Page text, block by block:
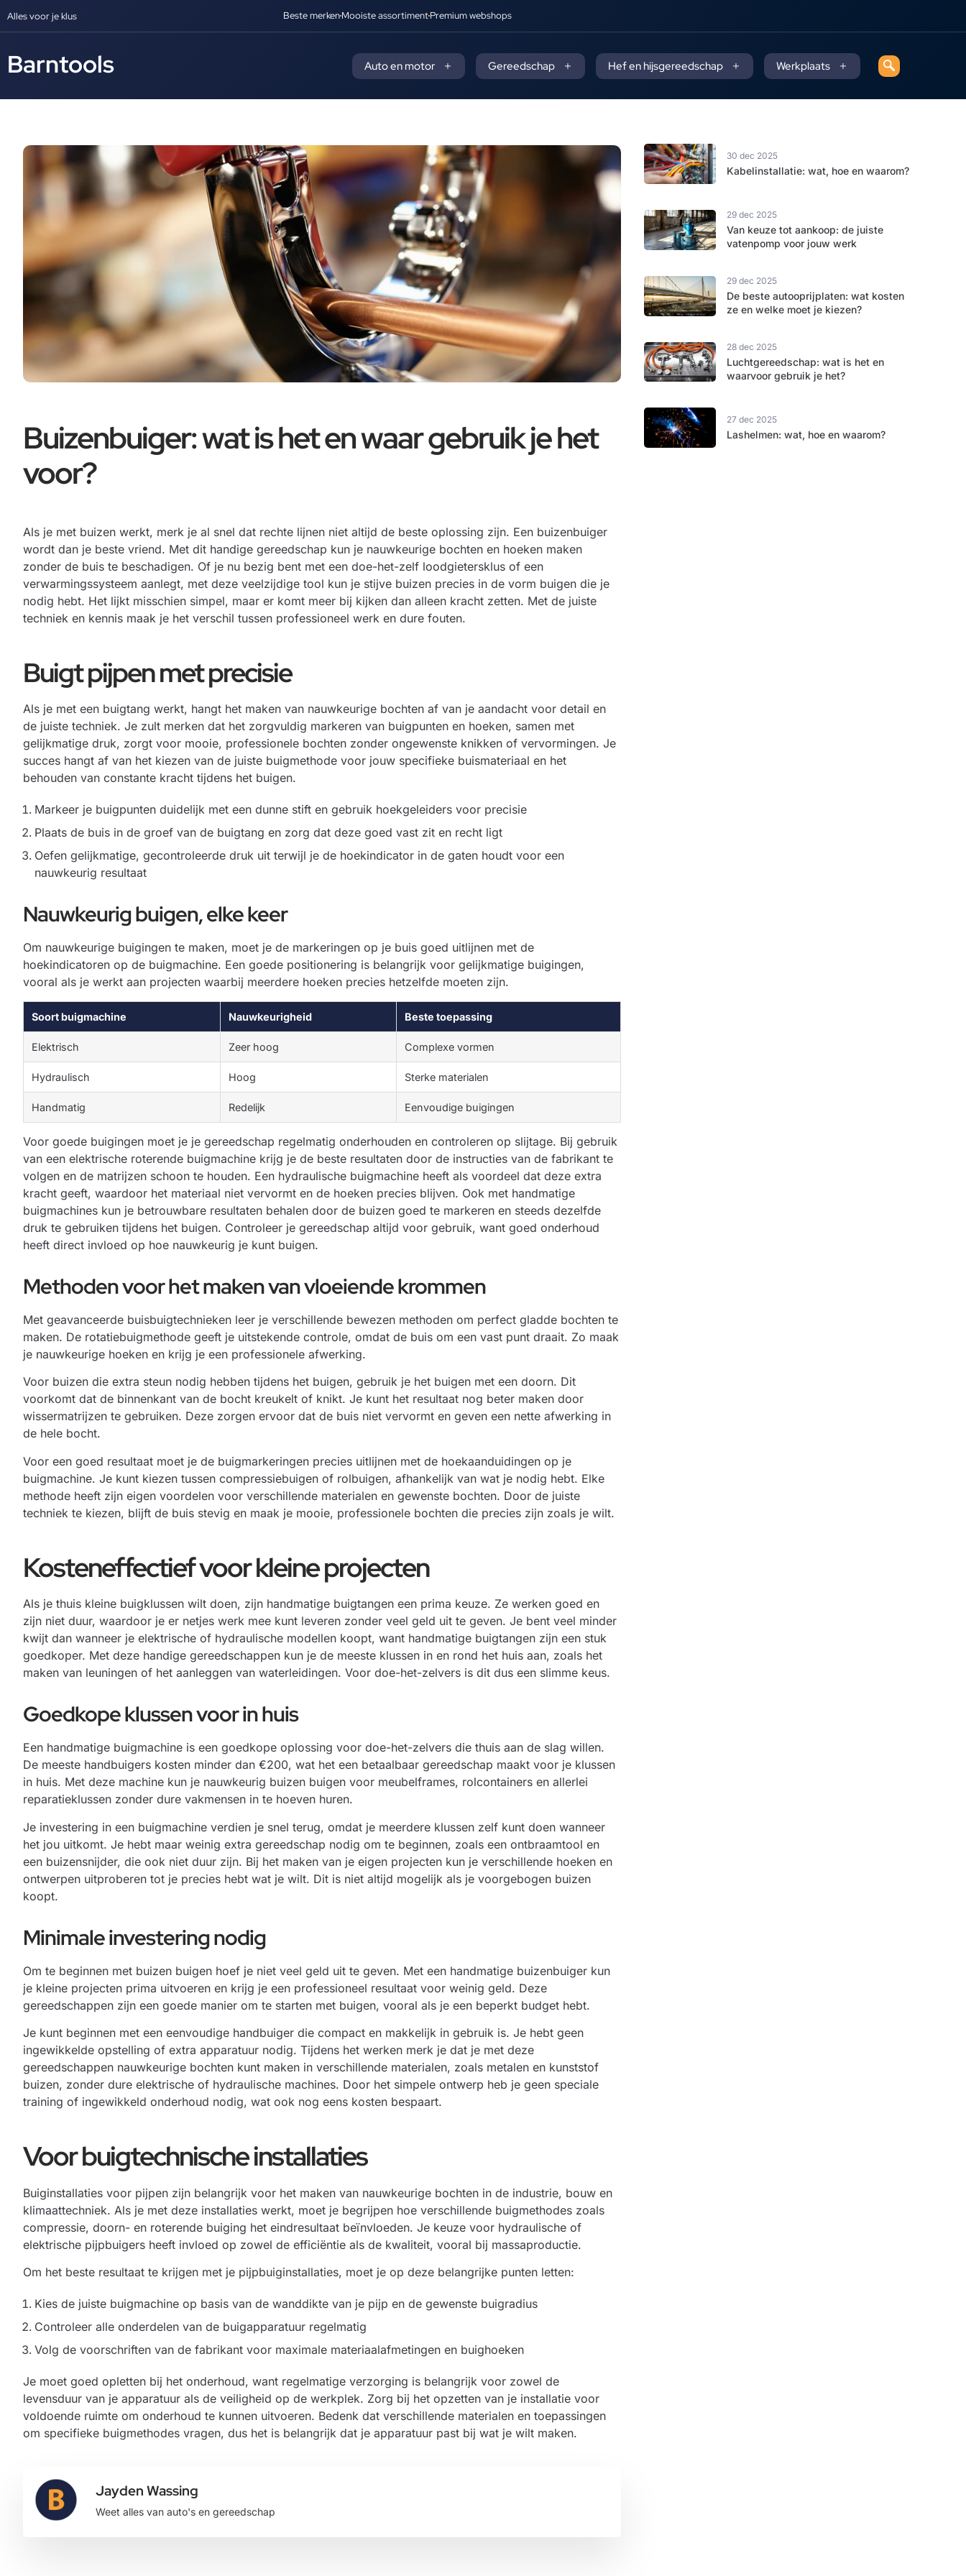
Alles voor je klus Beste merkenMooiste assortimentPremium webshops
Barntools Auto en motor Gereedschap Hef en hijsgereedschap Werkplaats
Buizenbuiger: wat is het en waar gebruik je het
voor?
Als je met buizen werkt, merk je al snel dat rechte lijnen niet altijd de beste oplossing zijn. Een buizenbuiger
wordt dan je beste vriend. Met dit handige gereedschap kun je nauwkeurige bochten en hoeken maken
zonder de buis te beschadigen. Of je nu bezig bent met een doe-het-zelf loodgietersklus of een
verwarmingssysteem aanlegt, met deze veelzijdige tool kun je stijve buizen precies in de vorm buigen die je
nodig hebt. Het lijkt misschien simpel, maar er komt meer bij kijken dan alleen kracht zetten. Met de juiste
techniek en kennis maak je het verschil tussen professioneel werk en dure fouten.
Buigt pijpen met precisie
Als je met een buigtang werkt, hangt het maken van nauwkeurige bochten af van je aandacht voor detail en
de juiste techniek. Je zult merken dat het zorgvuldig markeren van buigpunten en hoeken, samen met
gelijkmatige druk, zorgt voor mooie, professionele bochten zonder ongewenste knikken of vervormingen. Je
succes hangt af van het kiezen van de juiste buigmethode voor jouw specifieke buismateriaal en het
behouden van constante kracht tijdens het buigen.
Markeer je buigpunten duidelijk met een dunne stift en gebruik hoekgeleiders voor precisie
Plaats de buis in de groef van de buigtang en zorg dat deze goed vast zit en recht ligt
Oefen gelijkmatige, gecontroleerde druk uit terwijl je de hoekindicator in de gaten houdt voor een
nauwkeurig resultaat
Nauwkeurig buigen, elke keer
Om nauwkeurige buigingen te maken, moet je de markeringen op je buis goed uitlijnen met de
hoekindicatoren op de buigmachine. Een goede positionering is belangrijk voor gelijkmatige buigingen,
vooral als je werkt aan projecten waarbij meerdere hoeken precies hetzelfde moeten zijn.
Soort buigmachine Nauwkeurigheid Beste toepassing
Elektrisch Zeer hoog Complexe vormen
Hydraulisch Hoog Sterke materialen
Handmatig Redelijk Eenvoudige buigingen
Voor goede buigingen moet je je gereedschap regelmatig onderhouden en controleren op slijtage. Bij gebruik
van een elektrische roterende buigmachine krijg je de beste resultaten door de instructies van de fabrikant te
volgen en de matrijzen schoon te houden. Een hydraulische buigmachine heeft als voordeel dat deze extra
kracht geeft, waardoor het materiaal niet vervormt en de hoeken precies blijven. Ook met handmatige
buigmachines kun je betrouwbare resultaten behalen door de buizen goed te markeren en steeds dezelfde
druk te gebruiken tijdens het buigen. Controleer je gereedschap altijd voor gebruik, want goed onderhoud
heeft direct invloed op hoe nauwkeurig je kunt buigen.
Methoden voor het maken van vloeiende krommen
Met geavanceerde buisbuigtechnieken leer je verschillende bewezen methoden om perfect gladde bochten te
maken. De rotatiebuigmethode geeft je uitstekende controle, omdat de buis om een vast punt draait. Zo maak
je nauwkeurige hoeken en krijg je een professionele afwerking.
Voor buizen die extra steun nodig hebben tijdens het buigen, gebruik je het buigen met een doorn. Dit
voorkomt dat de binnenkant van de bocht kreukelt of knikt. Je kunt het resultaat nog beter maken door
wissermatrijzen te gebruiken. Deze zorgen ervoor dat de buis niet vervormt en geven een nette afwerking in
de hele bocht.
Voor een goed resultaat moet je de buigmarkeringen precies uitlijnen met de hoekaanduidingen op je
buigmachine. Je kunt kiezen tussen compressiebuigen of rolbuigen, afhankelijk van wat je nodig hebt. Elke
methode heeft zijn eigen voordelen voor verschillende materialen en gewenste bochten. Door de juiste
techniek te kiezen, blijft de buis stevig en maak je mooie, professionele bochten die precies zijn zoals je wilt.
Kosteneffectief voor kleine projecten
Als je thuis kleine buigklussen wilt doen, zijn handmatige buigtangen een prima keuze. Ze werken goed en
zijn niet duur, waardoor je er netjes werk mee kunt leveren zonder veel geld uit te geven. Je bent veel minder
kwijt dan wanneer je elektrische of hydraulische modellen koopt, want handmatige buigtangen zijn een stuk
goedkoper. Met deze handige gereedschappen kun je de meeste klussen in en rond het huis aan, zoals het
maken van leuningen of het aanleggen van waterleidingen. Voor doe-het-zelvers is dit dus een slimme keus.
Goedkope klussen voor in huis
Een handmatige buigmachine is een goedkope oplossing voor doe-het-zelvers die thuis aan de slag willen.
De meeste handbuigers kosten minder dan €200, wat het een betaalbaar gereedschap maakt voor je klussen
in huis. Met deze machine kun je nauwkeurig buizen buigen voor meubelframes, rolcontainers en allerlei
reparatieklussen zonder dure vakmensen in te hoeven huren.
Je investering in een buigmachine verdien je snel terug, omdat je meerdere klussen zelf kunt doen wanneer
het jou uitkomt. Je hebt maar weinig extra gereedschap nodig om te beginnen, zoals een ontbraamtool en
een buizensnijder, die ook niet duur zijn. Bij het maken van je eigen projecten kun je verschillende hoeken en
ontwerpen uitproberen tot je precies hebt wat je wilt. Dit is niet altijd mogelijk als je voorgebogen buizen
koopt.
Minimale investering nodig
Om te beginnen met buizen buigen hoef je niet veel geld uit te geven. Met een handmatige buizenbuiger kun
je kleine projecten prima uitvoeren en krijg je een professioneel resultaat voor weinig geld. Deze
gereedschappen zijn een goede manier om te starten met buigen, vooral als je een beperkt budget hebt.
Je kunt beginnen met een eenvoudige handbuiger die compact en makkelijk in gebruik is. Je hebt geen
ingewikkelde opstelling of extra apparatuur nodig. Tijdens het werken merk je dat je met deze
gereedschappen nauwkeurige bochten kunt maken in verschillende materialen, zoals metalen en kunststof
buizen, zonder dure elektrische of hydraulische machines. Door het simpele ontwerp heb je geen speciale
training of ingewikkeld onderhoud nodig, wat ook nog eens kosten bespaart.
Voor buigtechnische installaties
Buiginstallaties voor pijpen zijn belangrijk voor het maken van nauwkeurige bochten in de industrie, bouw en
klimaattechniek. Als je met deze installaties werkt, moet je begrijpen hoe verschillende buigmethodes zoals
compressie, doorn- en roterende buiging het eindresultaat beïnvloeden. Je keuze voor hydraulische of
elektrische pijpbuigers heeft invloed op zowel de efficiëntie als de kwaliteit, vooral bij massaproductie.
Om het beste resultaat te krijgen met je pijpbuiginstallaties, moet je op deze belangrijke punten letten:
Kies de juiste buigmachine op basis van de wanddikte van je pijp en de gewenste buigradius
Controleer alle onderdelen van de buigapparatuur regelmatig
Volg de voorschriften van de fabrikant voor maximale materiaalafmetingen en buighoeken
Je moet goed opletten bij het onderhoud, want regelmatige verzorging is belangrijk voor zowel de
levensduur van je apparatuur als de veiligheid op de werkplek. Zorg bij het opzetten van je installatie voor
voldoende ruimte om onderhoud te kunnen uitvoeren. Bedenk dat verschillende materialen en toepassingen
om specifieke buigmethodes vragen, dus het is belangrijk dat je apparatuur past bij wat je wilt maken.
Jayden Wassing
Weet alles van auto's en gereedschap
30 dec 2025
Kabelinstallatie: wat, hoe en waarom?
29 dec 2025
Van keuze tot aankoop: de juiste
vatenpomp voor jouw werk
29 dec 2025
De beste autooprijplaten: wat kosten
ze en welke moet je kiezen?
28 dec 2025
Luchtgereedschap: wat is het en
waarvoor gebruik je het?
27 dec 2025
Lashelmen: wat, hoe en waarom?